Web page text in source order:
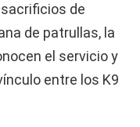
de
de patrullas, la
el servicio y
entre los K9